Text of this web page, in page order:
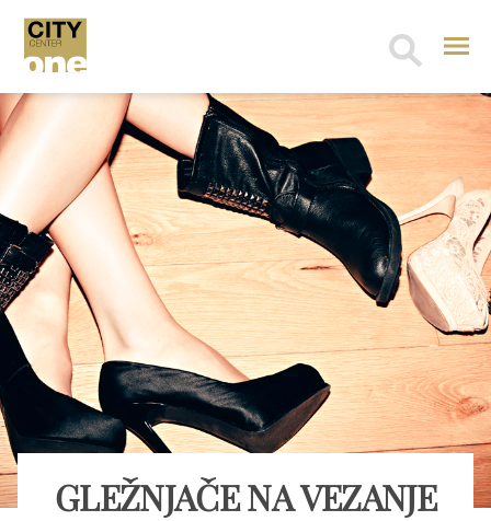
Search
GLEŽNJAČE NA VEZANJE